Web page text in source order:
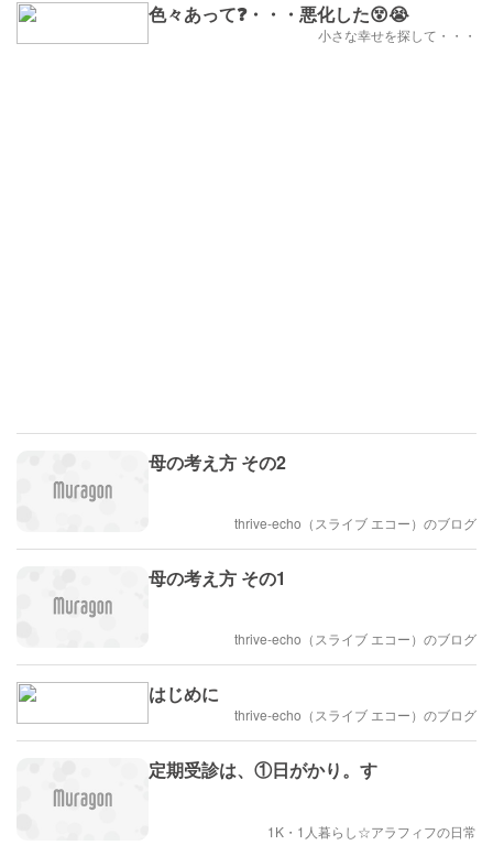
色々あって❓・・・悪化した😵😭
小さな幸せを探して・・・
母の考え方 その2
thrive-echo（スライブ エコー）のブログ
母の考え方 その1
thrive-echo（スライブ エコー）のブログ
はじめに
thrive-echo（スライブ エコー）のブログ
定期受診は、①日がかり。す
1K・1人暮らし☆アラフィフの日常